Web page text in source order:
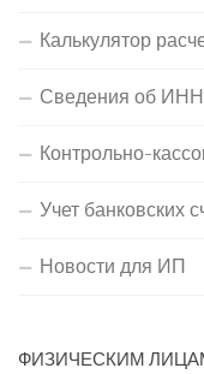
Калькулятор
Сведения об ИНН
Контрольно-
Учет банковских
Новости для ИП
ФИЗИЧЕСКИМ